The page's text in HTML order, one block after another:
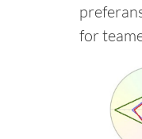
for